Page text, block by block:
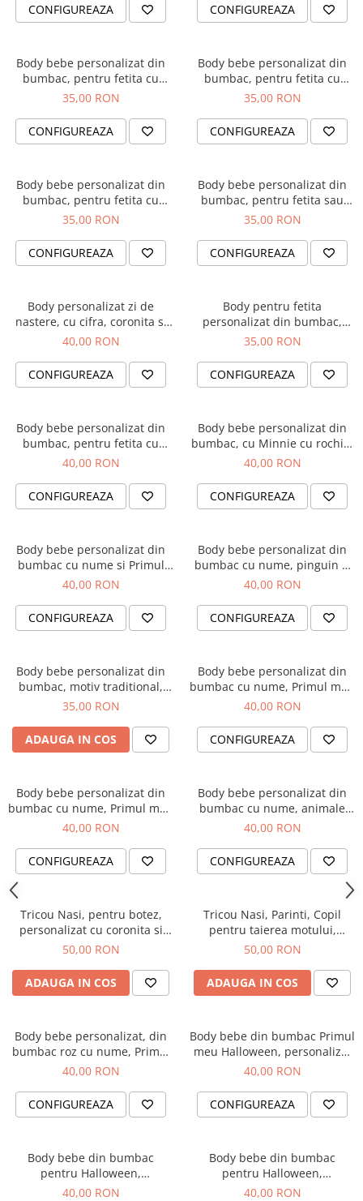
Coliere
Semn de carte
Card metalic
Cadouri Copii
Cadouri 1-8 Martie
Cadouri Paste
Halloween
Portfard Personalizat
Tablou Personalizat
CONFIGUREAZA CONFIGUREAZA
Body bebe personalizat din
bumbac, pentru fetita cu
nume si unicorn, cadou
35,00 RON
CONFIGUREAZA
Body bebe personalizat din
bumbac, pentru fetita cu
nume si pisicuta, cadou
35,00 RON
CONFIGUREAZA
Body bebe personalizat din
bumbac, pentru fetita cu
nume si inima, cadou pentru
35,00 RON
CONFIGUREAZA
Body bebe personalizat din
bumbac, pentru fetita sau
baietel, cu nume si elefant,
BPF5
35,00 RON
CONFIGUREAZA
Body personalizat zi de
nastere, cu cifra, coronita si
numele fetitei
40,00 RON
CONFIGUREAZA
Body pentru fetita
personalizat din bumbac,
Bunica ma adora
35,00 RON
CONFIGUREAZA
Body bebe personalizat din
bumbac, pentru fetita cu
elefantel si nume
40,00 RON
CONFIGUREAZA
Body bebe personalizat din
bumbac, cu Minnie cu rochita
si nume
40,00 RON
CONFIGUREAZA
Body bebe personalizat din
bumbac cu nume si Primul
meu Craciun
40,00 RON
CONFIGUREAZA
Body bebe personalizat din
bumbac cu nume, pinguin si
Primul meu Craciun
40,00 RON
CONFIGUREAZA
Body bebe personalizat din
bumbac, motiv traditional,
Mandra Romancuta
35,00 RON
ADAUGA IN COS
Body bebe personalizat din
bumbac cu nume, Primul meu
Paste, cu iepuras, pentru
40,00 RON
CONFIGUREAZA
Body bebe personalizat din
bumbac cu nume, Primul meu
Paste, cos cu oua si iepuras,
40,00 RON
CONFIGUREAZA
Body bebe personalizat din
bumbac cu nume, animale
jungla, the wild one pentru
40,00 RON
CONFIGUREAZA
Tricou Nasi, pentru botez,
personalizat cu coronita si
numele copilului.
50,00 RON
ADAUGA IN COS
Tricou Nasi, Parinti, Copil
pentru taierea motului,
personalizat cu coronita si
50,00 RON
ADAUGA IN COS
Body bebe personalizat, din
bumbac roz cu nume, Primul
meu Paste, pentru fetita
40,00 RON
CONFIGUREAZA
Body bebe din bumbac Primul
meu Halloween, personalizat
cu nume
40,00 RON
CONFIGUREAZA
Body bebe din bumbac
pentru Halloween,
personalizat cu nume si Little
40,00 RON
Body bebe din bumbac
pentru Halloween,
personalizat cu nume si
40,00 RON